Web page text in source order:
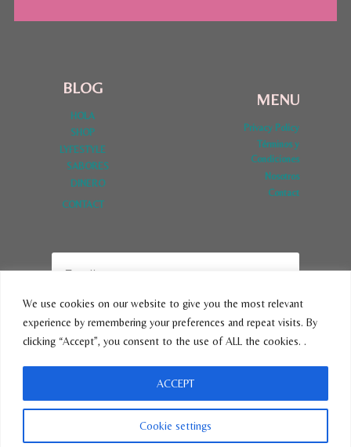
We use cookies on our website to give you the most relevant
experience by remembering your preferences and repeat visits. By
clicking “Accept”, you consent to the use of ALL the cookies. .
Cookie settings
ACCEPT
BLOG
HOLA
SHOP
LYFESTYLE
SABORES
DINERO
CONTACT
MENU
Privacy Policy
Términos y
Condiciones
Nosotros
Contact
SUBSCRIBE